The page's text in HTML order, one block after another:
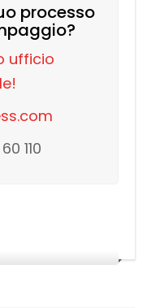
processo
ufficio
110